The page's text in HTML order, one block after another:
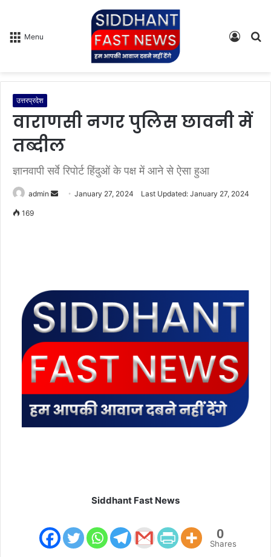
Menu
Log
उत्तरप्रदेश
वाराणसी नगर पुलिस छावनी में
तब्दील
ज्ञानवापी सर्वे रिपोर्ट हिंदुओं के पक्ष में आने से ऐसा हुआ
admin January 27, 2024 Last Updated: January 27, 2024
169
Siddhant Fast News
0
Shares